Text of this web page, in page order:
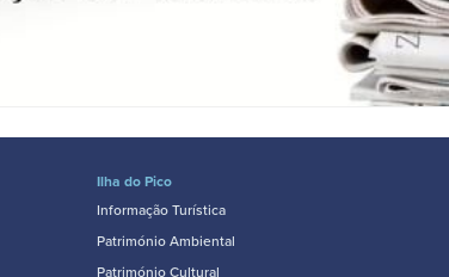
Ilha do Pico
Informação Turística
Património Ambiental
Património Cultural